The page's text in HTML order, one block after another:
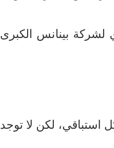
لشركة بينانس الكبرى
استباقي، لكن لا توجد